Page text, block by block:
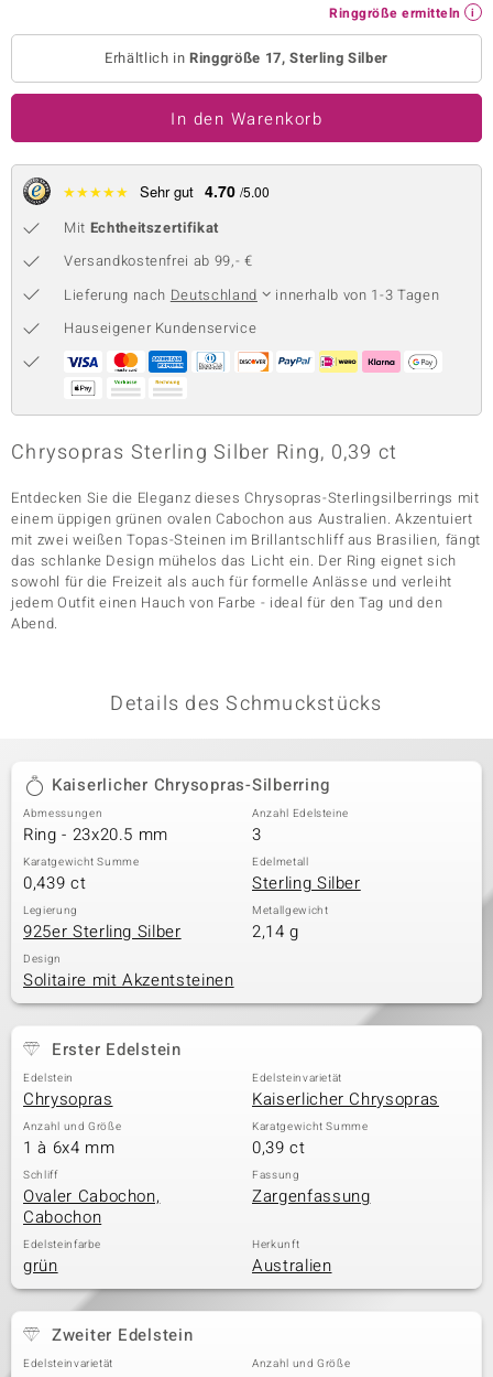
BY DE MELO
Collection
Classics
Ringgröße ermitteln
Erhältlich inRinggröße 17, Sterling Silber
In den Warenkorb
★★★★★ Sehr gut 4.70 /5.00
Mit Echtheitszertifikat
Versandkostenfrei ab 99,- €
Lieferung nach Deutschland
innerhalb von 1-3 Tagen
Hauseigener Kundenservice
Chrysopras Sterling Silber Ring, 0,39 ct
Entdecken Sie die Eleganz dieses Chrysopras-Sterlingsilberrings mit
einem üppigen grünen ovalen Cabochon aus Australien. Akzentuiert
mit zwei weißen Topas-Steinen im Brillantschliff aus Brasilien, fängt
das schlanke Design mühelos das Licht ein. Der Ring eignet sich
sowohl für die Freizeit als auch für formelle Anlässe und verleiht
jedem Outfit einen Hauch von Farbe - ideal für den Tag und den
Abend.
Details des Schmuckstücks
Kaiserlicher Chrysopras-Silberring
Abmessungen
Ring - 23x20.5 mm
Anzahl Edelsteine
3
Karatgewicht Summe
0,439 ct
Edelmetall
Sterling Silber
Legierung
925er Sterling Silber
Metallgewicht
2,14 g
Design
Solitaire mit Akzentsteinen
Erster Edelstein
Edelstein
Chrysopras
Edelsteinvarietät
Kaiserlicher Chrysopras
Anzahl und Größe
1 à 6x4 mm
Karatgewicht Summe
0,39 ct
Schliff
Ovaler Cabochon,
Cabochon
Fassung
Zargenfassung
Edelsteinfarbe
grün
Herkunft
Australien
Zweiter Edelstein
Edelsteinvarietät Anzahl und Größe